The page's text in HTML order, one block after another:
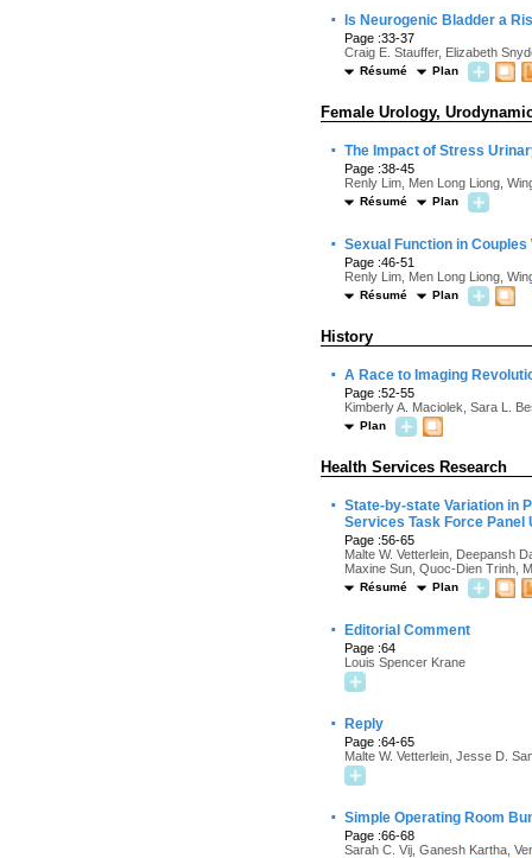
· Is Neurogenic Bladder a
Page :33-37
Craig E. Stauffer, Elizabeth
Résumé Plan
Female Urology,
· The Impact of Stress
Page :38-45
Renly Lim, Men Long Liong,
Résumé Plan
· Sexual Function in
Page :46-51
Renly Lim, Men Long Liong,
Résumé Plan
History
· A Race to Imaging
Page :52-55
Kimberly A. Maciolek, Sara L.
Plan
Health Services Research
· State-by-state Variation in
Services Task Force Panel
Page :56-65
Malte W. Vetterlein, Deepansh
Maxine Sun, Quoc-Dien Trinh,
Résumé Plan
· Editorial Comment
Page :64
Louis Spencer Krane
· Reply
Page :64-65
Malte W. Vetterlein, Jesse D.
· Simple Operating Room
Page :66-68
Sarah C. Vij, Ganesh Kartha,